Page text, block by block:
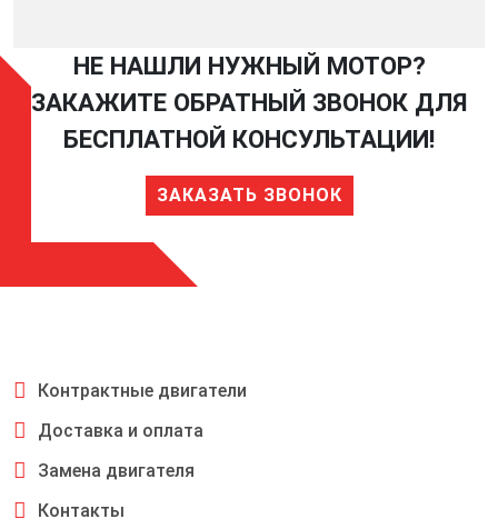
НЕ НАШЛИ НУЖНЫЙ МОТОР?
ЗАКАЖИТЕ ОБРАТНЫЙ ЗВОНОК ДЛЯ
БЕСПЛАТНОЙ КОНСУЛЬТАЦИИ!
ЗАКАЗАТЬ ЗВОНОК
Контрактные двигатели
Доставка и оплата
Замена двигателя
Контакты